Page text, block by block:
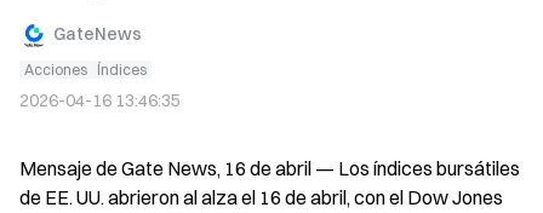
GateNews
Acciones Índices
2026-04-16 13:46:35
Mensaje de Gate News, 16 de abril — Los índices bursátiles
de EE. UU. abrieron al alza el 16 de abril, con el Dow Jones